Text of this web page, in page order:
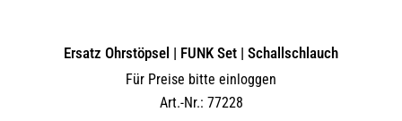
Ersatz Ohrstöpsel | FUNK Set | Schallschlauch
Für Preise bitte einloggen
Art.-Nr.: 77228